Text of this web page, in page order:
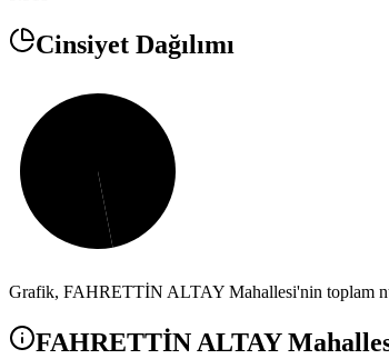
Cinsiyet Dağılımı
Grafik, FAHRETTİN ALTAY Mahallesi'nin toplam
FAHRETTİN ALTAY